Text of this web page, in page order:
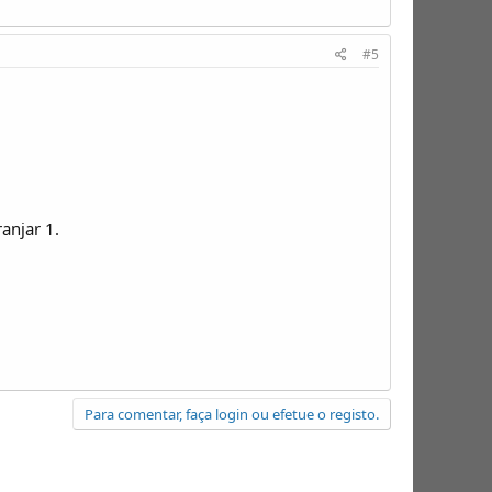
#5
1.
Para comentar, faça login ou efetue o registo.